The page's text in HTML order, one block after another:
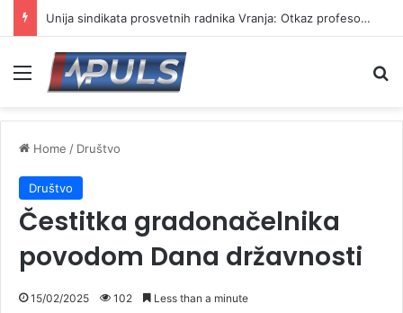
Unija sindikata prosvetnih radnika Vranja: Otkaz profesorki Neli Dimitrijević politički motivisan
Menu
Home / Društvo
Društvo
Čestitka gradonačelnika
povodom Dana državnosti
15/02/2025 102 Less than a minute